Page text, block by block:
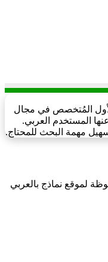
المُتخصص في مجال
المستخدم العربي.
مهمة البحث للمحتاج.
محفوظة لموقع نماذج بالعربي